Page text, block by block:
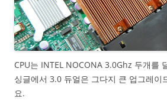
CPU는 INTEL NOCONA 3.0Ghz 두개를
싱글에서 3.0 듀얼은 그다지 큰 업그레이
요.